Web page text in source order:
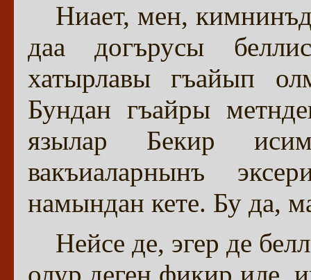
Ниает, мен,
даа догърусы
хатырлавы гъайып
Бундан гъайры
язылар Бекир
вакъиаларнынъ
намындан кете. Бу да,
Нейсе де, эгер де
олур деген фикир